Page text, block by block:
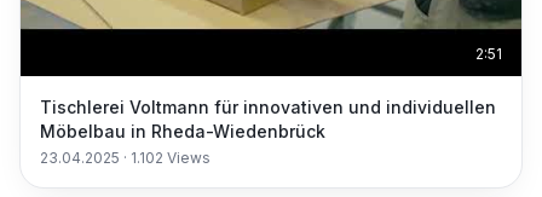
2:51
Tischlerei Voltmann für innovativen und individuellen
Möbelbau in Rheda-Wiedenbrück
23.04.2025 · 1.102 Views